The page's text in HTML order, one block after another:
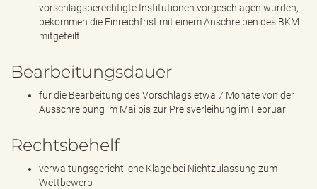
vorschlagsberechtigte Institutionen vorgeschlagen wurden,
bekommen die Einreichfrist mit einem Anschreiben des BKM
mitgeteilt.
Bearbeitungsdauer
für die Bearbeitung des Vorschlags etwa 7 Monate von der
Ausschreibung im Mai bis zur Preisverleihung im Februar
Rechtsbehelf
verwaltungsgerichtliche Klage bei Nichtzulassung zum
Wettbewerb